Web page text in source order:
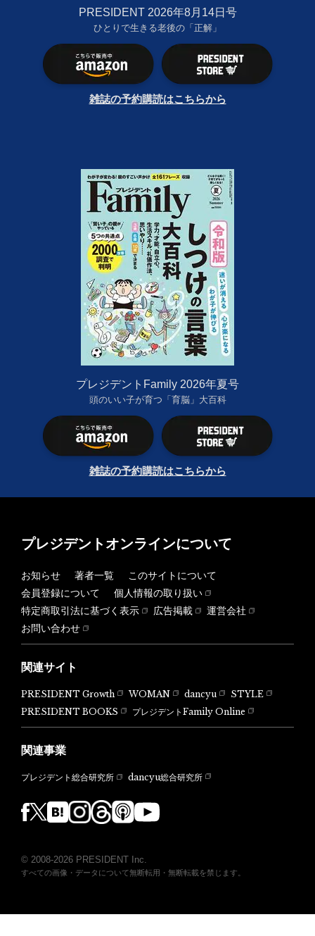
PRESIDENT 2026年8月14日号
ひとりで生きる老後の「正解」
雑誌の予約購読はこちらから
プレジデントFamily 2026年夏号
頭のいい子が育つ「育脳」大百科
雑誌の予約購読はこちらから
プレジデントオンラインについて
お知らせ 著者一覧
このサイトについて
会員登録について
個人情報の取り扱い
特定商取引法に基づく表示
広告掲載
運営会社
お問い合わせ
関連サイト
PRESIDENT Growth WOMAN dancyu
STYLE
PRESIDENT BOOKS
プレジデントFamily Online
関連事業
プレジデント総合研究所 dancyu総合研究所
© 2008-2026 PRESIDENT Inc.
すべての画像・データについて無断転用・無断転載を禁じます。